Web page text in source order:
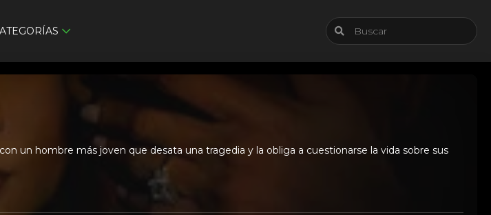
un hombre más joven que desata una tragedia y la obliga a cuestionarse la vida sobre sus